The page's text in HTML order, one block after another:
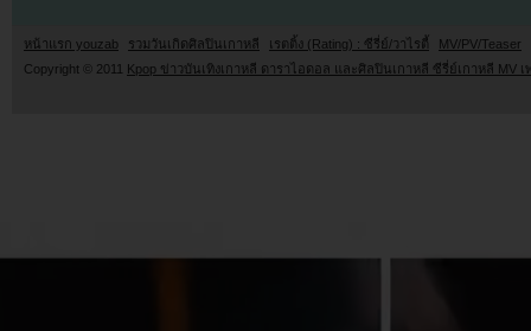
หน้าแรก youzab รวมวันเกิดศิลปินเกาหลี เรตติ้ง (Rating) : ซีรี่ย์/วาไรตี้
MV/PV/Teaser
Copyright © 2011
Kpop ข่าวบันเทิงเกาหลี ดาราไอดอล และศิลปินเกาหลี ซีรี่ย์เกาหลี MV